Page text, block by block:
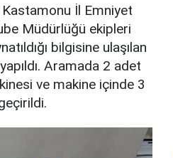
İl Emniyet
Müdürlüğü ekipleri
bilgisine ulaşılan
Aramada 2 adet
ve makine içinde 3